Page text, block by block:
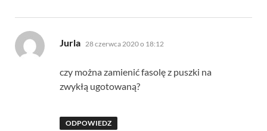
Jurla pisze:
28 czerwca 2020 o 18:12
czy można zamienić fasolę z puszki na
zwykłą ugotowaną?
ODPOWIEDZ